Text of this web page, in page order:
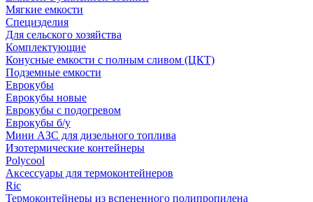
Мягкие емкости
Специзделия
Для сельского хозяйства
Комплектующие
Конусные емкости с полным сливом (ЦКТ)
Подземные емкости
Еврокубы
Еврокубы новые
Еврокубы с подогревом
Еврокубы б/у
Мини АЗС для дизельного топлива
Изотермические контейнеры
Polycool
Аксессуары для термоконтейнеров
Ric
Термоконтейнеры из вспененного полипропилена